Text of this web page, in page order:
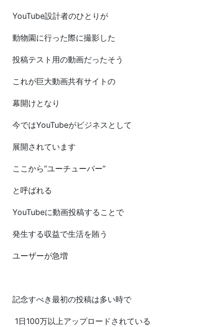
YouTube設計者のひとりが
動物園に行った際に撮影した
投稿テスト用の動画だったそう
これが巨大動画共有サイトの
幕開けとなり
今ではYouTubeがビジネスとして
展開されています
ここから”ユーチューバー”
と呼ばれる
YouTubeに動画投稿することで
発生する収益で生活を賄う
ユーザーが急増
記念すべき最初の投稿は多い時で
1日100万以上アップロードされている